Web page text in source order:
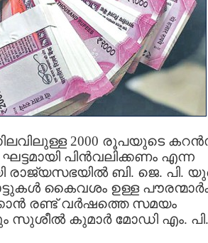
2000 രൂപയുടെ
പിൻവലിക്കണം എന്ന
ബി. ജെ. പി.
കൈവശം ഉള്ള
രണ്ട് വർഷത്തെ സമയം
സുശീൽ കുമാർ മോഡി എം. പി.